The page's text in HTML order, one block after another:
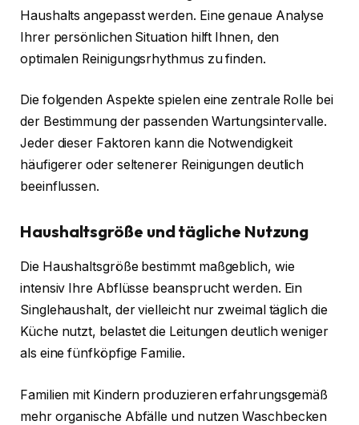
Haushalts angepasst werden. Eine genaue Analyse
Ihrer persönlichen Situation hilft Ihnen, den
optimalen Reinigungsrhythmus zu finden.
Die folgenden Aspekte spielen eine zentrale Rolle bei
der Bestimmung der passenden Wartungsintervalle.
Jeder dieser Faktoren kann die Notwendigkeit
häufigerer oder seltenerer Reinigungen deutlich
beeinflussen.
Haushaltsgröße und tägliche Nutzung
Die Haushaltsgröße bestimmt maßgeblich, wie
intensiv Ihre Abflüsse beansprucht werden. Ein
Singlehaushalt, der vielleicht nur zweimal täglich die
Küche nutzt, belastet die Leitungen deutlich weniger
als eine fünfköpfige Familie.
Familien mit Kindern produzieren erfahrungsgemäß
mehr organische Abfälle und nutzen Waschbecken